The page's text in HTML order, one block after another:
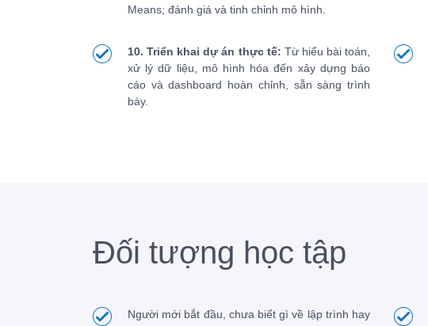
Means; đánh giá và tinh chỉnh mô hình.
10. Triển khai dự án thực tế: Từ hiểu bài toán,
xử lý dữ liệu, mô hình hóa đến xây dựng báo
cáo và dashboard hoàn chỉnh, sẵn sàng trình
bày.
Đối tượng học tập
Người mới bắt đầu, chưa biết gì về lập trình hay